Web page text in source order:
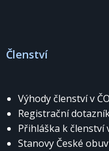
Členství
Výhody členství v
Registrační
Přihláška k členství
Stanovy České